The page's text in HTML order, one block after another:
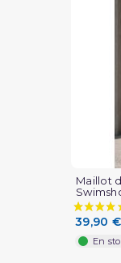
Maillot
39,90 €
En